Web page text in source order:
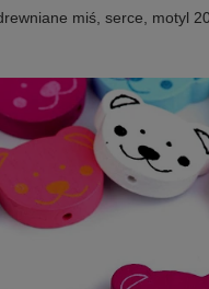
miś, serce, motyl